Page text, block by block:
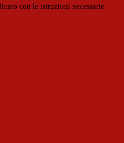
con le istruzioni necessarie.